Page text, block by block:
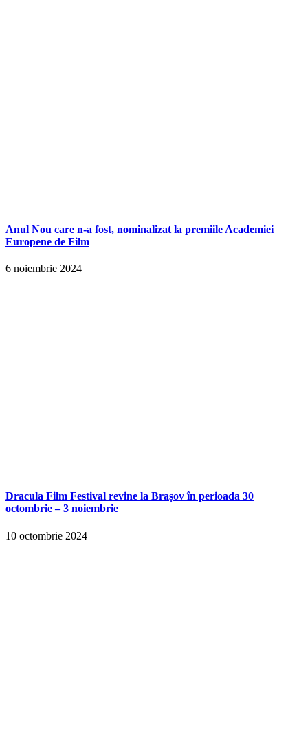
Anul Nou care n-a fost, nominalizat la premiile Academiei
Europene de Film
6 noiembrie 2024
Dracula Film Festival revine la Brașov în perioada 30
octombrie – 3 noiembrie
10 octombrie 2024